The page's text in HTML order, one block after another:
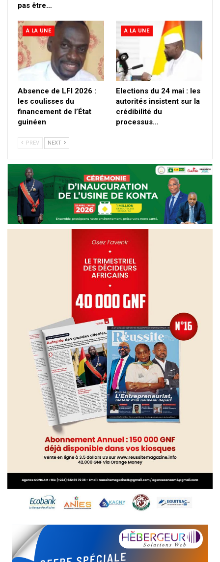
pas être…
A LA UNE
Absence de LFI 2026 :
les coulisses du
financement de l’État
guinéen
A LA UNE
Elections du 24 mai : les
autorités insistent sur la
crédibilité du
processus…
PREV NEXT